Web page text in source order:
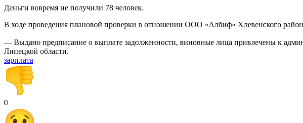
Деньги вовремя не получили 78 человек.
В ходе проведения плановой проверки в отношении ООО «Албиф» Хлевенского
— Выдано предписание о выплате задолженности, виновные лица привлечены к
Липецкой области.
зарплата
0